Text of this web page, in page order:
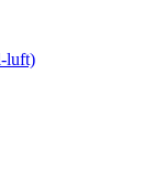
luft)